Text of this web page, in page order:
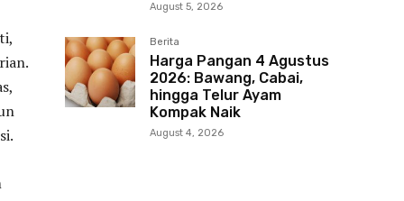
August 5, 2026
Berita
Harga Pangan 4 Agustus
2026: Bawang, Cabai,
hingga Telur Ayam
Kompak Naik
August 4, 2026